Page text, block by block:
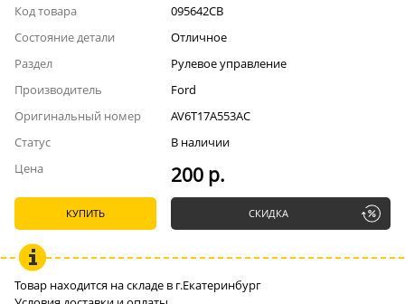
Код товара
095642СВ
Состояние детали
Отличное
Раздел
Рулевое управление
Производитель
Ford
Оригинальный номер
AV6T17A553AC
Статус
В наличии
Цена
200 р.
КУПИТЬ СКИДКА
Товар находится на складе в г.Екатеринбург